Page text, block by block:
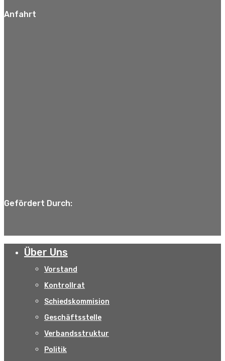
Anfahrt
Gefördert Durch:
Über Uns
Vorstand
Kontrollrat
Schiedskommision
Geschäftsstelle
Verbandsstruktur
Politik